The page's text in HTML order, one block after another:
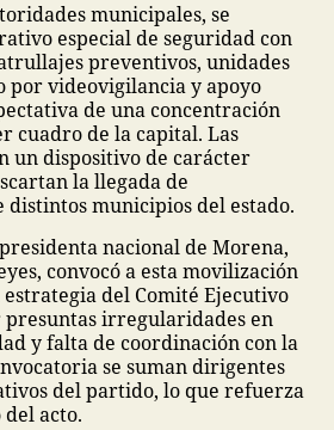
municipales, se
especial de seguridad con
preventivos, unidades
por videovigilancia y apoyo
de una concentración
cuadro de la capital. Las
un dispositivo de carácter
la llegada de
distintos municipios del estado.
nacional de Morena,
convocó a esta movilización
del Comité Ejecutivo
presuntas irregularidades en
y falta de coordinación con la
se suman dirigentes
del partido, lo que refuerza
acto.